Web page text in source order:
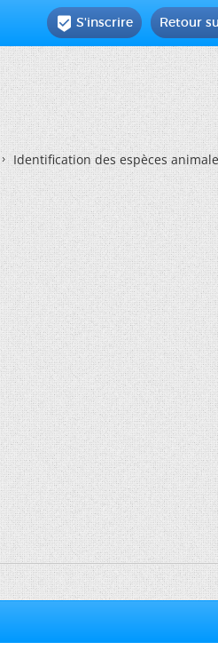
Retour
 S'inscrire
Identification des espèces